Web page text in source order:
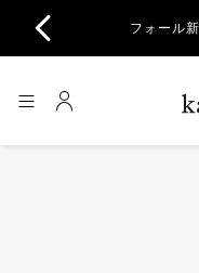
フォール